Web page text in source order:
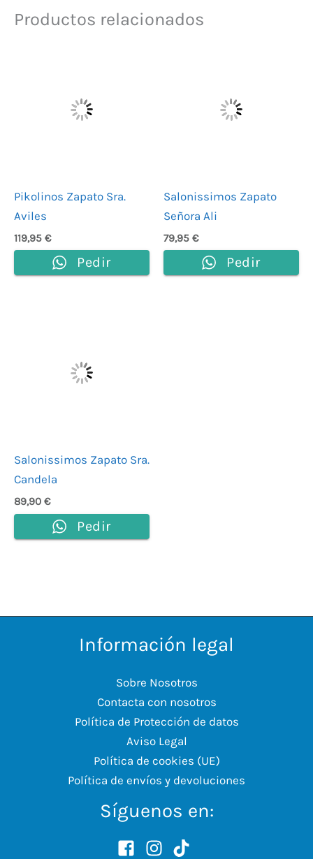
Productos relacionados
Pikolinos Zapato Sra.
Aviles
119,95 €
Pedir
Salonissimos Zapato
Señora Ali
79,95 €
Pedir
Salonissimos Zapato Sra.
Candela
89,90 €
Pedir
Información legal
Sobre Nosotros
Contacta con nosotros
Política de Protección de datos
Aviso Legal
Política de cookies (UE)
Política de envíos y devoluciones
Síguenos en: